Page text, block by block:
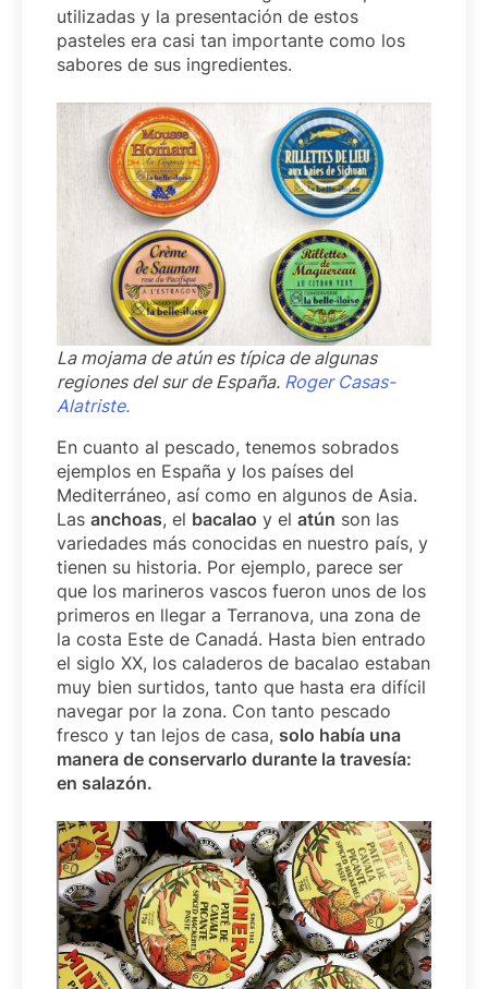
utilizadas y la presentación de estos
pasteles era casi tan importante como los
sabores de sus ingredientes.
La mojama de atún es típica de algunas
regiones del sur de España. Roger Casas-
Alatriste.
En cuanto al pescado, tenemos sobrados
ejemplos en España y los países del
Mediterráneo, así como en algunos de Asia.
Las anchoas, el bacalao y el atún son las
variedades más conocidas en nuestro país, y
tienen su historia. Por ejemplo, parece ser
que los marineros vascos fueron unos de los
primeros en llegar a Terranova, una zona de
la costa Este de Canadá. Hasta bien entrado
el siglo XX, los caladeros de bacalao estaban
muy bien surtidos, tanto que hasta era difícil
navegar por la zona. Con tanto pescado
fresco y tan lejos de casa, solo había una
manera de conservarlo durante la travesía:
en salazón.